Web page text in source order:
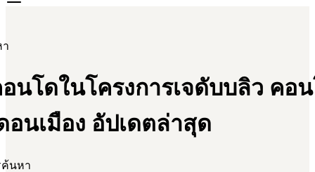
นโดในโครงการเจดับบลิว คอ
อนเมือง อัปเดตล่าสุด
นหา